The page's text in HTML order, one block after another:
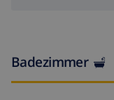
Badezimmer